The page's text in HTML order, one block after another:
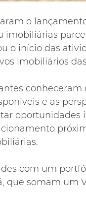
o
imobiliárias
o início das
imobiliários
conheceram
e as
oportunidades
com um
somam um